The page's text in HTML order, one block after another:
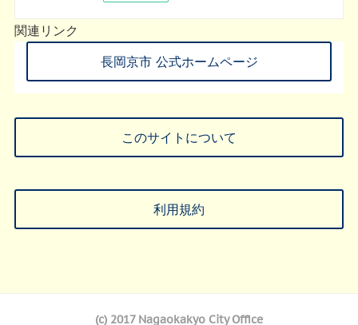
関連リンク
長岡京市 公式ホームページ
このサイトについて
利用規約
(c) 2017 Nagaokakyo City Office